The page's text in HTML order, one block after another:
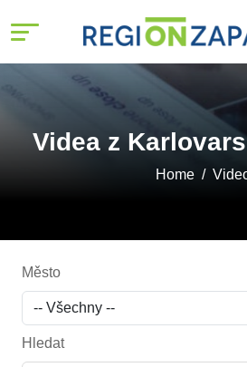
Videa z
Home
Město
Hledat